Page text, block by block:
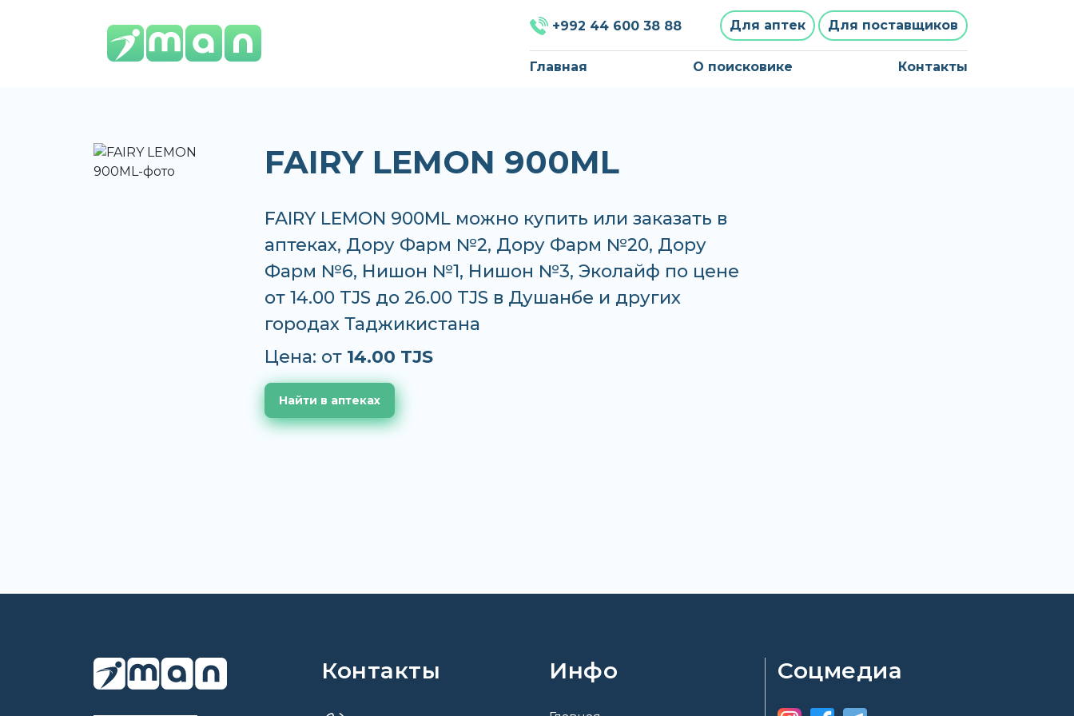
+992 44 600 38 88 Для аптек Для поставщиков
Главная О поисковике Контакты
FAIRY LEMON 900ML
FAIRY LEMON 900ML можно купить или заказать в
аптеках, Дору Фарм №2, Дору Фарм №20, Дору
Фарм №6, Нишон №1, Нишон №3, Эколайф по цене
от 14.00 TJS до 26.00 TJS в Душанбе и других
городах Таджикистана
Цена: от 14.00 TJS
Найти в аптеках
Контакты Инфо Соцмедиа